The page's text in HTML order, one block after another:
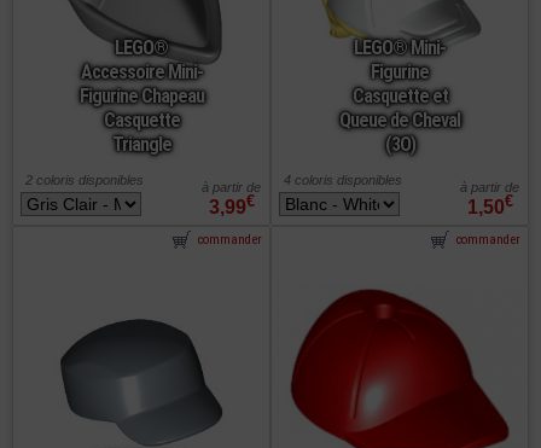
LEGO®
Accessoire Mini-
Figurine Chapeau
Casquette
Triangle
3,99€
à partir de
2 coloris disponibles
LEGO® Mini-
Figurine
Casquette et
Queue de Cheval
(3O)
1,50€
à partir de
4 coloris disponibles
commander commander